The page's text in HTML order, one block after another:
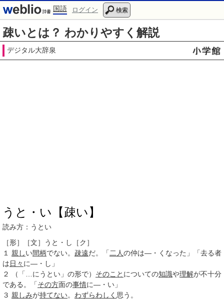
国語 ログイン 検索
疎いとは？ わかりやすく解説
デジタル大辞泉
うと・い【疎い】
読み方：うとい
［形］
［文］うと・し
［ク］
１
親しい間柄でない。 疎遠だ。「 二人の仲は―・くなった」「去る者
は日々 に―・し」
２
（「…にうとい」の形で） そのこと についての知識や理解が不十分
である。「その方面の事情に―・い」
３ 親しみが持てない。 わずらわしく 思う。